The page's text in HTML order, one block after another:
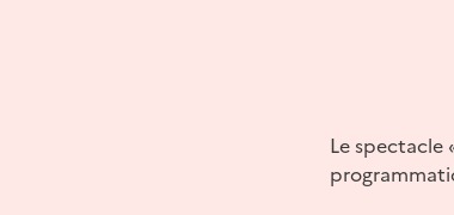
Le spectacle